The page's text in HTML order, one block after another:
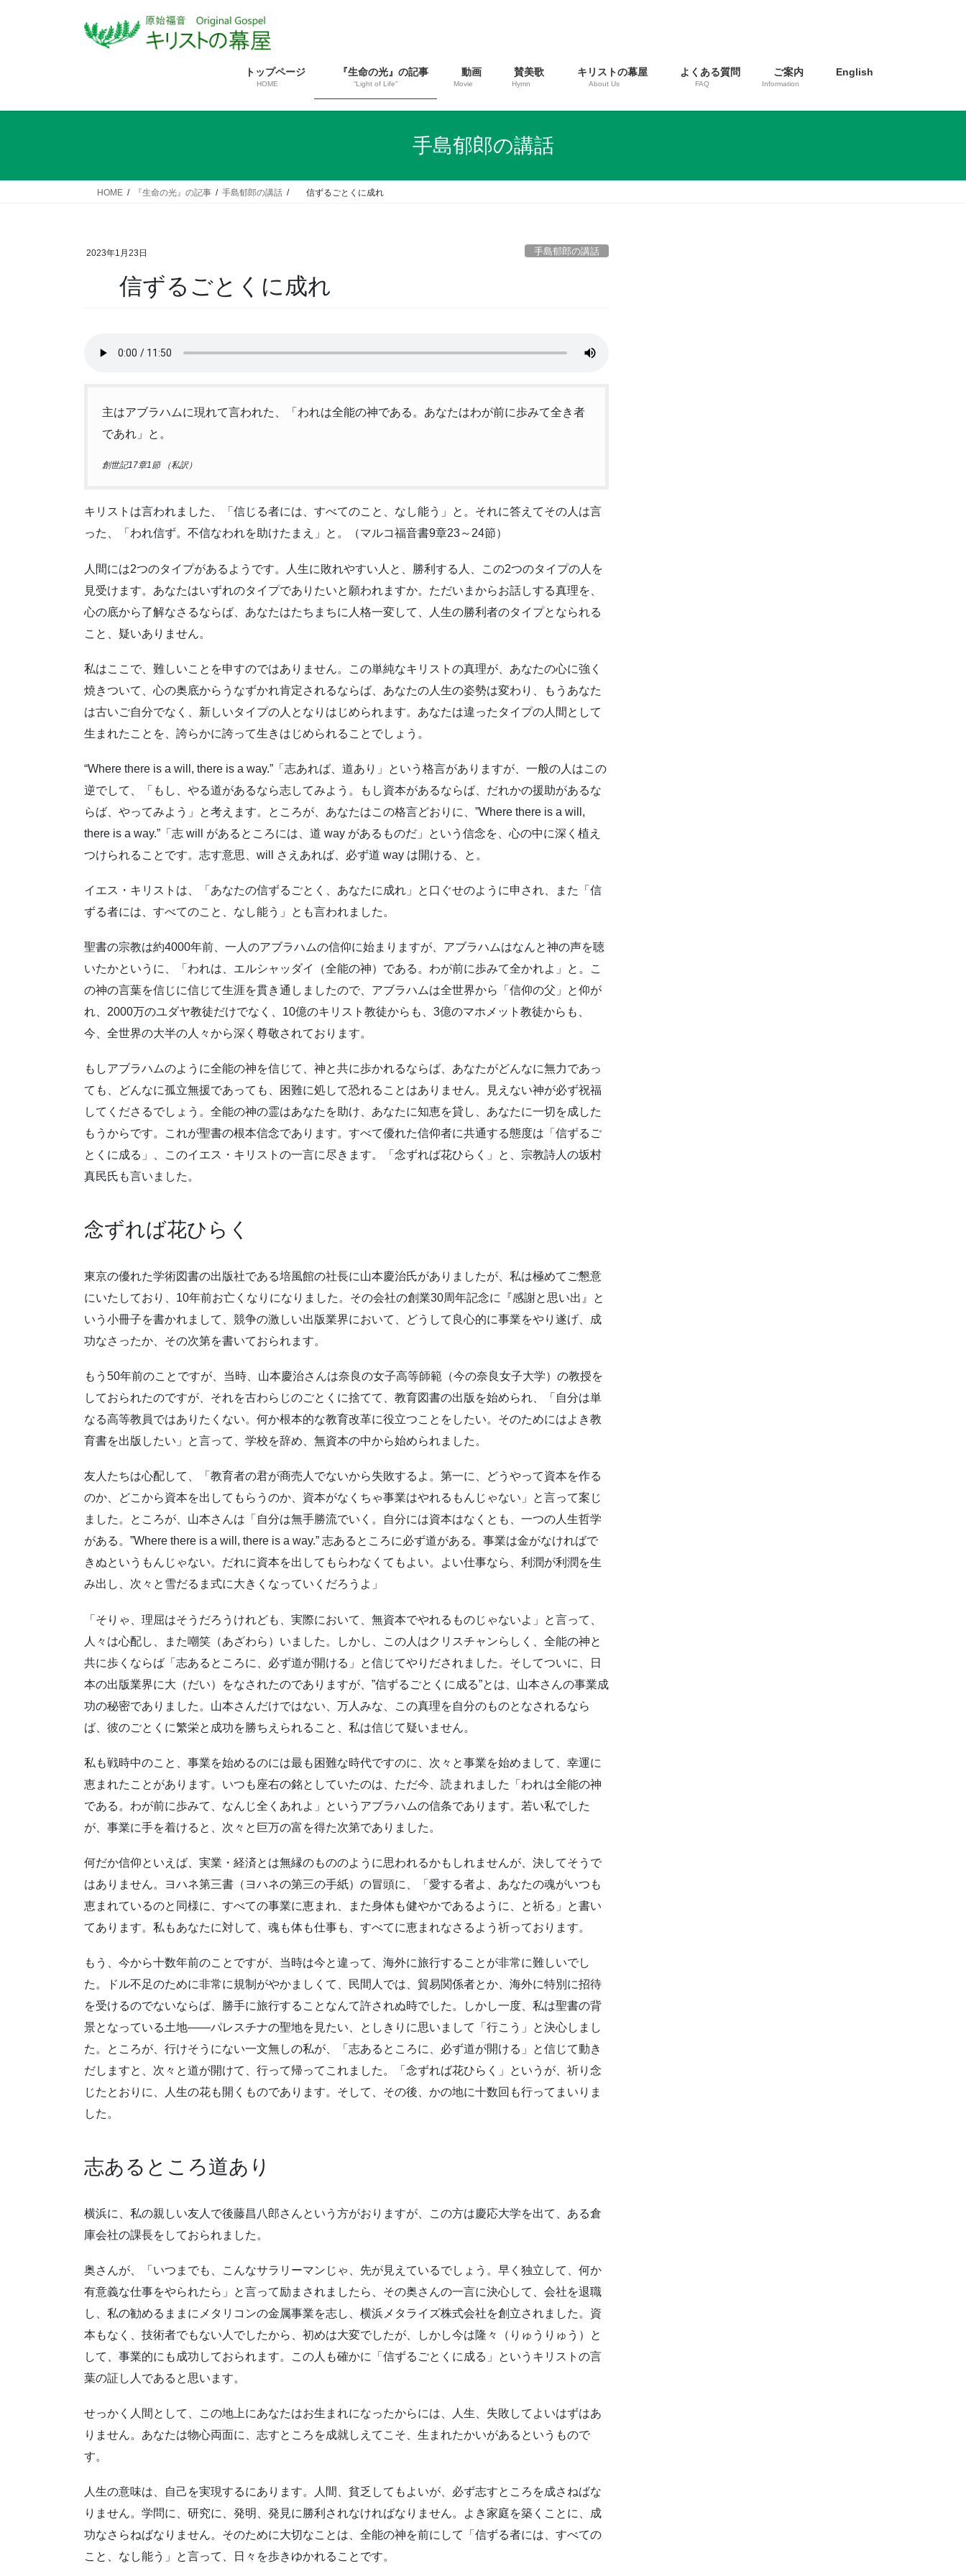
ス
ン
トップページ
HOME
『生命の光』の記事
“Light of Life”
動画
Movie
賛美歌
Hymn
キリストの幕屋
About Us
よくある質問
FAQ
ご案内
Information
English
手島郁郎の講話
HOME 『生命の光』の記事 手島郁郎の講話 信ずるごとくに成れ
2023年1月23日 手島郁郎の講話
信ずるごとくに成れ
主はアブラハムに現れて言われた、「われは全能の神である。あなたはわが前に歩みて全き者
であれ」と。
創世記17章1節 （私訳）
キリストは言われました、「信じる者には、すべてのこと、なし能う」と。それに答えてその人は言
った、「われ信ず。不信なわれを助けたまえ」と。（マルコ福音書9章23～24節）
人間には2つのタイプがあるようです。人生に敗れやすい人と、勝利する人、この2つのタイプの人を
見受けます。あなたはいずれのタイプでありたいと願われますか。ただいまからお話しする真理を、
心の底から了解なさるならば、あなたはたちまちに人格一変して、人生の勝利者のタイプとなられる
こと、疑いありません。
私はここで、難しいことを申すのではありません。この単純なキリストの真理が、あなたの心に強く
焼きついて、心の奥底からうなずかれ肯定されるならば、あなたの人生の姿勢は変わり、もうあなた
は古いご自分でなく、新しいタイプの人となりはじめられます。あなたは違ったタイプの人間として
生まれたことを、誇らかに誇って生きはじめられることでしょう。
“Where there is a will, there is a way.”「志あれば、道あり」という格言がありますが、一般の人はこの
逆でして、「もし、やる道があるなら志してみよう。もし資本があるならば、だれかの援助があるな
らば、やってみよう」と考えます。ところが、あなたはこの格言どおりに、”Where there is a will,
there is a way.”「志 will があるところには、道 way があるものだ」という信念を、心の中に深く植え
つけられることです。志す意思、will さえあれば、必ず道 way は開ける、と。
イエス・キリストは、「あなたの信ずるごとく、あなたに成れ」と口ぐせのように申され、また「信
ずる者には、すべてのこと、なし能う」とも言われました。
聖書の宗教は約4000年前、一人のアブラハムの信仰に始まりますが、アブラハムはなんと神の声を聴
いたかというに、「われは、エルシャッダイ（全能の神）である。わが前に歩みて全かれよ」と。こ
の神の言葉を信じに信じて生涯を貫き通しましたので、アブラハムは全世界から「信仰の父」と仰が
れ、2000万のユダヤ教徒だけでなく、10億のキリスト教徒からも、3億のマホメット教徒からも、
今、全世界の大半の人々から深く尊敬されております。
もしアブラハムのように全能の神を信じて、神と共に歩かれるならば、あなたがどんなに無力であっ
ても、どんなに孤立無援であっても、困難に処して恐れることはありません。見えない神が必ず祝福
してくださるでしょう。全能の神の霊はあなたを助け、あなたに知恵を貸し、あなたに一切を成した
もうからです。これが聖書の根本信念であります。すべて優れた信仰者に共通する態度は「信ずるご
とくに成る」、このイエス・キリストの一言に尽きます。「念ずれば花ひらく」と、宗教詩人の坂村
真民氏も言いました。
念ずれば花ひらく
東京の優れた学術図書の出版社である培風館の社長に山本慶治氏がありましたが、私は極めてご懇意
にいたしており、10年前お亡くなりになりました。その会社の創業30周年記念に『感謝と思い出』と
いう小冊子を書かれまして、競争の激しい出版業界において、どうして良心的に事業をやり遂げ、成
功なさったか、その次第を書いておられます。
もう50年前のことですが、当時、山本慶治さんは奈良の女子高等師範（今の奈良女子大学）の教授を
しておられたのですが、それを古わらじのごとくに捨てて、教育図書の出版を始められ、「自分は単
なる高等教員ではありたくない。何か根本的な教育改革に役立つことをしたい。そのためにはよき教
育書を出版したい」と言って、学校を辞め、無資本の中から始められました。
友人たちは心配して、「教育者の君が商売人でないから失敗するよ。第一に、どうやって資本を作る
のか、どこから資本を出してもらうのか、資本がなくちゃ事業はやれるもんじゃない」と言って案じ
ました。ところが、山本さんは「自分は無手勝流でいく。自分には資本はなくとも、一つの人生哲学
がある。”Where there is a will, there is a way.” 志あるところに必ず道がある。事業は金がなければで
きぬというもんじゃない。だれに資本を出してもらわなくてもよい。よい仕事なら、利潤が利潤を生
み出し、次々と雪だるま式に大きくなっていくだろうよ」
「そりゃ、理屈はそうだろうけれども、実際において、無資本でやれるものじゃないよ」と言って、
人々は心配し、また嘲笑（あざわら）いました。しかし、この人はクリスチャンらしく、全能の神と
共に歩くならば「志あるところに、必ず道が開ける」と信じてやりだされました。そしてついに、日
本の出版業界に大（だい）をなされたのでありますが、”信ずるごとくに成る”とは、山本さんの事業成
功の秘密でありました。山本さんだけではない、万人みな、この真理を自分のものとなされるなら
ば、彼のごとくに繁栄と成功を勝ちえられること、私は信じて疑いません。
私も戦時中のこと、事業を始めるのには最も困難な時代ですのに、次々と事業を始めまして、幸運に
恵まれたことがあります。いつも座右の銘としていたのは、ただ今、読まれました「われは全能の神
である。わが前に歩みて、なんじ全くあれよ」というアブラハムの信条であります。若い私でした
が、事業に手を着けると、次々と巨万の富を得た次第でありました。
何だか信仰といえば、実業・経済とは無縁のもののように思われるかもしれませんが、決してそうで
はありません。ヨハネ第三書（ヨハネの第三の手紙）の冒頭に、「愛する者よ、あなたの魂がいつも
恵まれているのと同様に、すべての事業に恵まれ、また身体も健やかであるように、と祈る」と書い
てあります。私もあなたに対して、魂も体も仕事も、すべてに恵まれなさるよう祈っております。
もう、今から十数年前のことですが、当時は今と違って、海外に旅行することが非常に難しいでし
た。ドル不足のために非常に規制がやかましくて、民間人では、貿易関係者とか、海外に特別に招待
を受けるのでないならば、勝手に旅行することなんて許されぬ時でした。しかし一度、私は聖書の背
景となっている土地――パレスチナの聖地を見たい、としきりに思いまして「行こう」と決心しまし
た。ところが、行けそうにない一文無しの私が、「志あるところに、必ず道が開ける」と信じて動き
だしますと、次々と道が開けて、行って帰ってこれました。「念ずれば花ひらく」というが、祈り念
じたとおりに、人生の花も開くものであります。そして、その後、かの地に十数回も行ってまいりま
した。
志あるところ道あり
横浜に、私の親しい友人で後藤昌八郎さんという方がおりますが、この方は慶応大学を出て、ある倉
庫会社の課長をしておられました。
奥さんが、「いつまでも、こんなサラリーマンじゃ、先が見えているでしょう。早く独立して、何か
有意義な仕事をやられたら」と言って励まされましたら、その奥さんの一言に決心して、会社を退職
し、私の勧めるままにメタリコンの金属事業を志し、横浜メタライズ株式会社を創立されました。資
本もなく、技術者でもない人でしたから、初めは大変でしたが、しかし今は隆々（りゅうりゅう）と
して、事業的にも成功しておられます。この人も確かに「信ずるごとくに成る」というキリストの言
葉の証し人であると思います。
せっかく人間として、この地上にあなたはお生まれになったからには、人生、失敗してよいはずはあ
りません。あなたは物心両面に、志すところを成就しえてこそ、生まれたかいがあるというもので
す。
人生の意味は、自己を実現するにあります。人間、貧乏してもよいが、必ず志すところを成さねばな
りません。学問に、研究に、発明、発見に勝利されなければなりません。よき家庭を築くことに、成
功なさらねばなりません。そのために大切なことは、全能の神を前にして「信ずる者には、すべての
こと、なし能う」と言って、日々を歩きゆかれることです。